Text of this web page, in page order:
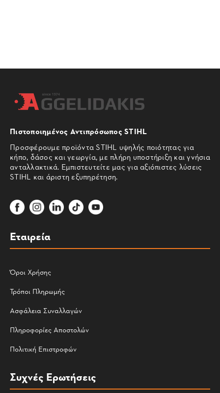
Πιστοποιημένος Αντιπρόσωπος STIHL
Προσφέρουμε προϊόντα STIHL υψηλής ποιότητας για
κήπο, δάσος και γεωργία, με πλήρη υποστήριξη και γνήσια
ανταλλακτικά. Εμπιστευτείτε μας για αξιόπιστες λύσεις
STIHL και άριστη εξυπηρέτηση.
Εταιρεία
Όροι Χρήσης
Τρόποι Πληρωμής
Ασφάλεια Συναλλαγών
Πληροφορίες Αποστολών
Πολιτική Επιστροφών
Συχνές Ερωτήσεις